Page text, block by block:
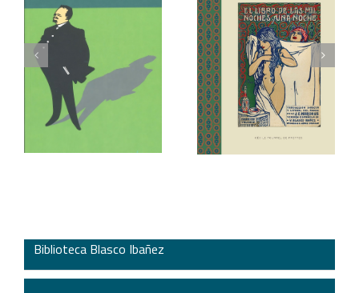
Prometeo: en el taller
editorial de Vicente
Blasco Ibáñez (1890-
1928)
Prometeo. Revista de
la Casa-Museu Blasco
Ibáñez, nº 2
Biblioteca Blasco Ibañez